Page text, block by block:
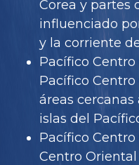
Corea y partes
influenciado
y la corriente
Pacífico Centro
Pacífico
áreas
islas del
Pacífico
Centro